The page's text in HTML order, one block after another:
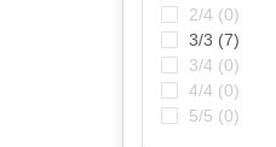
2/4 (0)
3/3 (7)
3/4 (0)
4/4 (0)
5/5 (0)